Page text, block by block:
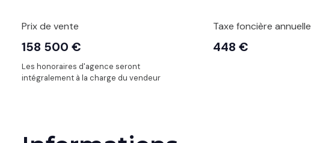
Prix de vente
158 500 €
Les honoraires d'agence seront
intégralement à la charge du vendeur
Taxe foncière annuelle
448 €